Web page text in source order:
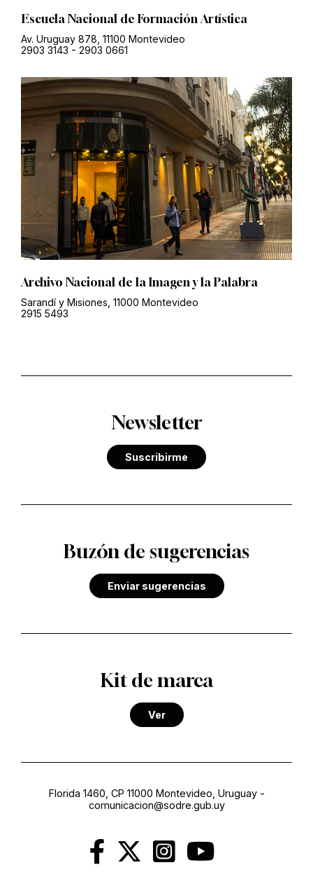
Escuela Nacional de Formación Artística
Av. Uruguay 878, 11100 Montevideo
2903 3143 - 2903 0661
Archivo Nacional de la Imagen y la Palabra
Sarandí y Misiones, 11000 Montevideo
2915 5493
Newsletter
Suscribirme
Buzón de sugerencias
Enviar sugerencias
Kit de marca
Ver
Florida 1460, CP 11000 Montevideo, Uruguay-
comunicacion@sodre.gub.uy